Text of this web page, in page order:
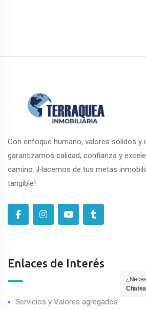
Con enfoque humano, valores sólidos y
garantizamos calidad, confianza y
camino. ¡Hacemos de tus metas
tangible!
Enlaces de Interés
Servicios y Valores agregados